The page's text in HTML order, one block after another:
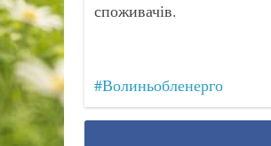
споживачів.
#Волиньобленерго